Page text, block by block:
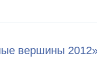
вершины